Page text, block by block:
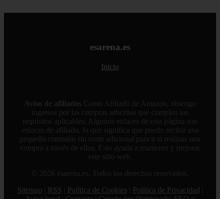
esarena.es
Inicio
Aviso de afiliados Como Afiliado de Amazon, obtengo
ingresos por las compras adscritas que cumplen los
requisitos aplicables. Algunos enlaces de esta página son
enlaces de afiliado, lo que significa que puedo recibir una
pequeña comisión sin coste adicional para ti si realizas una
compra a través de ellos. Esto ayuda a mantener y mejorar
este sitio web.
© 2026 esarena.es. Todos los derechos reservados.
Sitemap
RSS Política de Cookies Política de Privacidad